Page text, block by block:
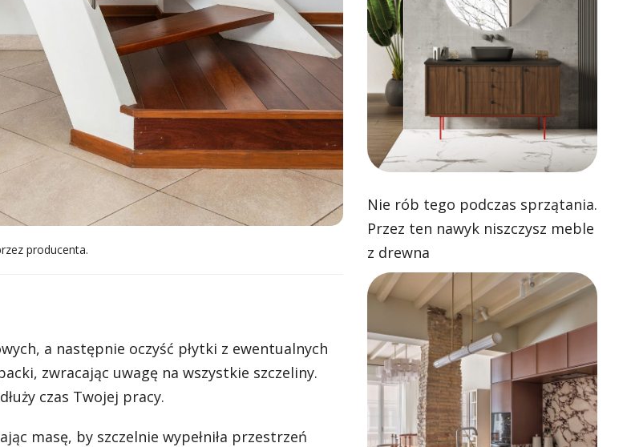
producenta.
a następnie oczyść płytki z ewentualnych
zwracając uwagę na wszystkie szczeliny.
czas Twojej pracy.
masę, by szczelnie wypełniła przestrzeń
Nie rób tego podczas sprzątania.
Przez ten nawyk niszczysz meble
z drewna